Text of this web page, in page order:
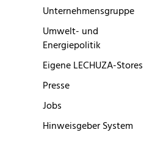
Unternehmensgruppe
Umwelt- und
Energiepolitik
Eigene LECHUZA-Stores
Presse
Jobs
Hinweisgeber System